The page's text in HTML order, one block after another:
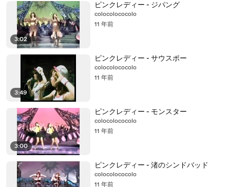
3:02
ピンクレディー - ジパング
colocolococolo
11 年前
3:49
ピンクレディー - サウスポー
colocolococolo
11 年前
3:00
ピンクレディー - モンスター
colocolococolo
11 年前
ピンクレディー - 渚のシンドバッド
colocolococolo
11 年前